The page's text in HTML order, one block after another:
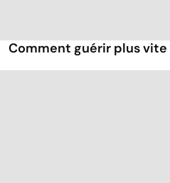
Comment guérir plus vite